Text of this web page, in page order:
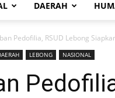
DAERAH
Pedofilia, RSUD Lebong
LEBONG NASIONAL